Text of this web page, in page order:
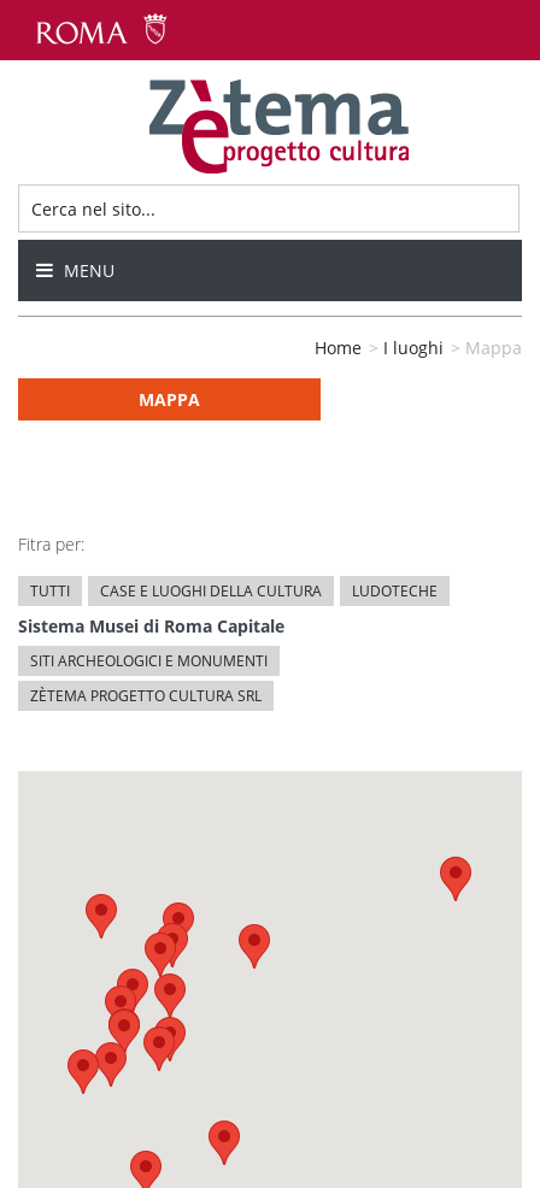
MENU
Home > I luoghi > Mappa
MAPPA
Fitra per:
TUTTI CASE E LUOGHI DELLA CULTURA LUDOTECHE
Sistema Musei di Roma Capitale
SITI ARCHEOLOGICI E MONUMENTI
ZÈTEMA PROGETTO CULTURA SRL